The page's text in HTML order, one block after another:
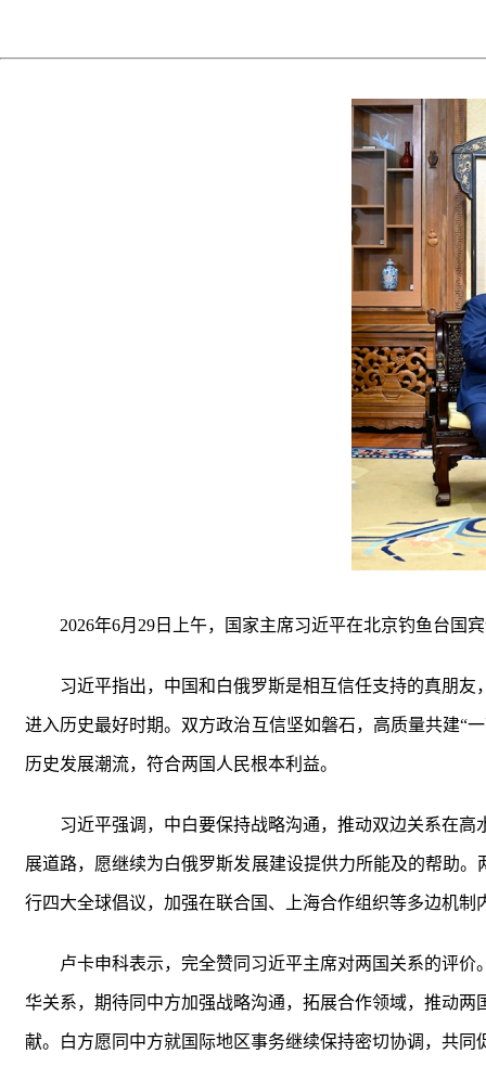
2026年6月29日上午，国家主席习近平在北京钓鱼台国
习近平指出，中国和白俄罗斯是相互信任支持的真朋
进入历史最好时期。双方政治互信坚如磐石，高质量共建“
历史发展潮流，符合两国人民根本利益。
习近平强调，中白要保持战略沟通，推动双边关系在
展道路，愿继续为白俄罗斯发展建设提供力所能及的帮助
行四大全球倡议，加强在联合国、上海合作组织等多边机
卢卡申科表示，完全赞同习近平主席对两国关系的评
华关系，期待同中方加强战略沟通，拓展合作领域，推动
献。白方愿同中方就国际地区事务继续保持密切协调，共同